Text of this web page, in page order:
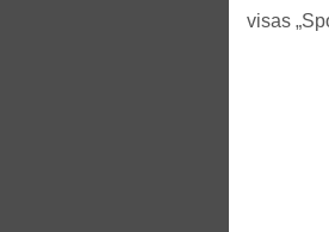
visas